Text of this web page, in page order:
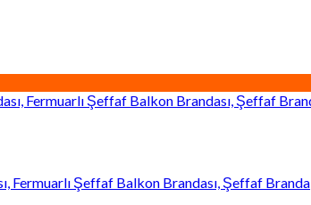
Fermuarlı Şeffaf Balkon Brandası, Şeffaf Branda